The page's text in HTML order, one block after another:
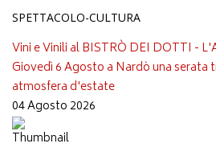
SPETTACOLO-CULTURA
Vini e Vinili al BISTRÒ DEI DOTTI -
Giovedì 6 Agosto a Nardò una serata
atmosfera d'estate
04 Agosto 2026